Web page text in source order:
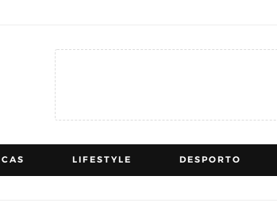
LIFESTYLE DESPORTO